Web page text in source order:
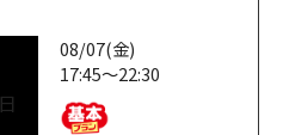
08/07(金)
17:45～22:30